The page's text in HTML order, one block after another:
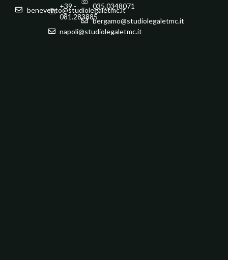
benevento@studiolegaletmc.it
+39 -
081.283885
napoli@studiolegaletmc.it
035.0348071
bergamo@studiolegaletmc.it